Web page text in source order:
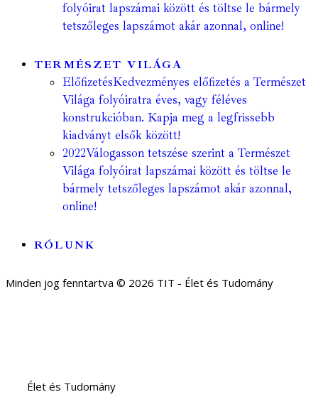
folyóirat lapszámai között és töltse le bármely
tetszőleges lapszámot akár azonnal, online!
TERMÉSZET VILÁGA
ElőfizetésKedvezményes előfizetés a Természet
Világa folyóiratra éves, vagy féléves
konstrukcióban. Kapja meg a legfrissebb
kiadványt elsők között!
2022Válogasson tetszése szerint a Természet
Világa folyóirat lapszámai között és töltse le
bármely tetszőleges lapszámot akár azonnal,
online!
RÓLUNK
Minden jog fenntartva © 2026 TIT - Élet és Tudomány
Élet és Tudomány